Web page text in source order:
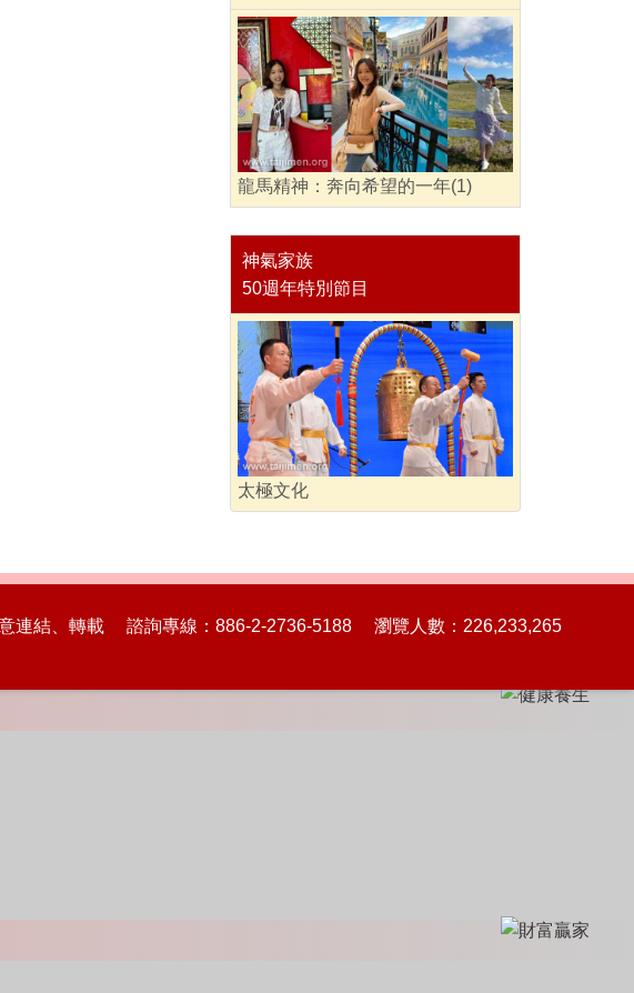
龍馬精神：奔向希望的一年(1)
神氣家族
50週年特別節目
太極文化
意連結、轉載 諮詢專線：886-2-2736-5188 瀏覽人數：226,233,265